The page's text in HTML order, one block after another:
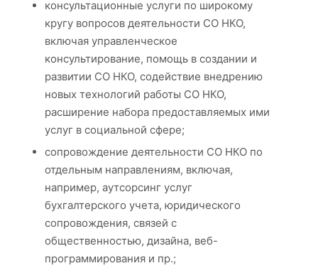
консультационные услуги по широкому
кругу вопросов деятельности СО НКО,
включая управленческое
консультирование, помощь в создании и
развитии СО НКО, содействие внедрению
новых технологий работы СО НКО,
расширение набора предоставляемых ими
услуг в социальной сфере;
сопровождение деятельности СО НКО по
отдельным направлениям, включая,
например, аутсорсинг услуг
бухгалтерского учета, юридического
сопровождения, связей с
общественностью, дизайна, веб-
программирования и пр.;